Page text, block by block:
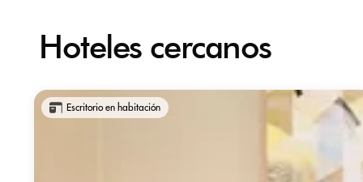
Hoteles cercanos
Escritorio en habitación